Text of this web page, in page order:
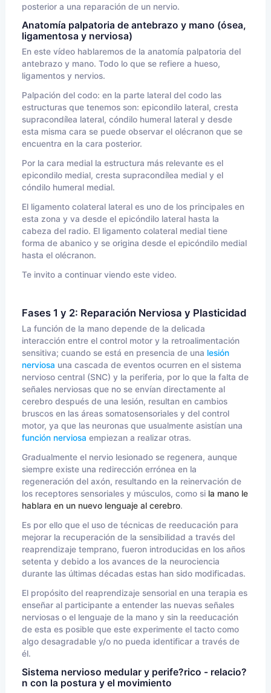
posterior a una reparación de un nervio.
Anatomía palpatoria de antebrazo y mano (ósea,
ligamentosa y nerviosa)
En este vídeo hablaremos de la anatomía palpatoria del
antebrazo y mano. Todo lo que se refiere a hueso,
ligamentos y nervios.
Palpación del codo: en la parte lateral del codo las
estructuras que tenemos son: epicondilo lateral, cresta
supracondílea lateral, cóndilo humeral lateral y desde
esta misma cara se puede observar el olécranon que se
encuentra en la cara posterior.
Por la cara medial la estructura más relevante es el
epicondilo medial, cresta supracondílea medial y el
cóndilo humeral medial.
El ligamento colateral lateral es uno de los principales en
esta zona y va desde el epicóndilo lateral hasta la
cabeza del radio. El ligamento colateral medial tiene
forma de abanico y se origina desde el epicóndilo medial
hasta el olécranon.
Te invito a continuar viendo este video.
Fases 1 y 2: Reparación Nerviosa y Plasticidad
La función de la mano depende de la delicada
interacción entre el control motor y la retroalimentación
sensitiva; cuando se está en presencia de una lesión
nerviosa una cascada de eventos ocurren en el sistema
nervioso central (SNC) y la periferia, por lo que la falta de
señales nerviosas que no se envían directamente al
cerebro después de una lesión, resultan en cambios
bruscos en las áreas somatosensoriales y del control
motor, ya que las neuronas que usualmente asistían una
función nerviosa empiezan a realizar otras.
Gradualmente el nervio lesionado se regenera, aunque
siempre existe una redirección errónea en la
regeneración del axón, resultando en la reinervación de
los receptores sensoriales y músculos, como si la mano le
hablara en un nuevo lenguaje al cerebro.
Es por ello que el uso de técnicas de reeducación para
mejorar la recuperación de la sensibilidad a través del
reaprendizaje temprano, fueron introducidas en los años
setenta y debido a los avances de la neurociencia
durante las últimas décadas estas han sido modificadas.
El propósito del reaprendizaje sensorial en una terapia es
enseñar al participante a entender las nuevas señales
nerviosas o el lenguaje de la mano y sin la reeducación
de esta es posible que este experimente el tacto como
algo desagradable y/o no pueda identificar a través de
él.
Sistema nervioso medular y perife?rico - relacio?
n con la postura y el movimiento